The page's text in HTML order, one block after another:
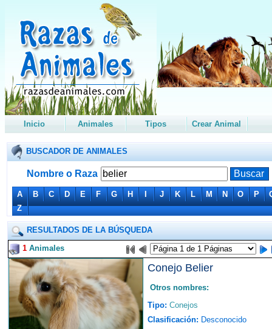
Inicio Animales Tipos Crear Animal
BUSCADOR DE ANIMALES
Nombre o Raza
A B C D E F G H I J K L M N O P
Z
RESULTADOS DE LA BÚSQUEDA
1 Animales
Conejo Belier
Otros nombres:
Tipo: Conejos
Clasificación: Desconocido